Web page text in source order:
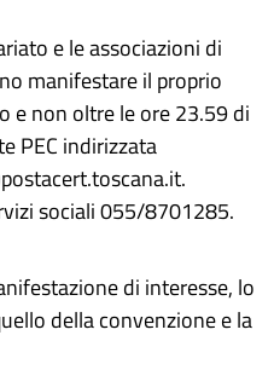
e le associazioni di
manifestare il proprio
e non oltre le ore 23.59 di
PEC indirizzata
sociali 055/8701285.
di interesse, lo
della convenzione e la